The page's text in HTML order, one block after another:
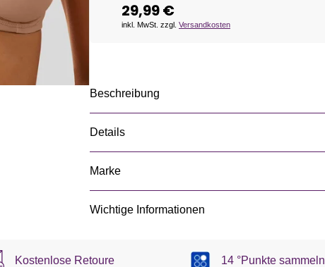
29,99 €
inkl. MwSt. zzgl. Versandkosten
Beschreibung
Details
Marke
Wichtige Informationen
Kostenlose Retoure 14 °Punkte sammeln